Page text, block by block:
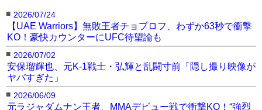
■ 2026/07/24
【UAE Warriors】無敗王者チョプロフ、わずか63秒で衝撃
KO！豪快カウンターにUFC待望論も
■ 2026/07/02
安保瑠輝也、元K-1戦士・弘輝と乱闘寸前「隠し撮り映像が
ヤバすぎた」
■ 2026/06/09
元ラジャダムナン王者、MMAデビュー戦で衝撃KO！“強烈